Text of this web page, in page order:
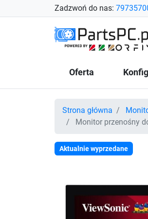
Zadzwoń do nas:
Oferta
Strona główna
Monitor przenośny
Aktualnie wyprzedane